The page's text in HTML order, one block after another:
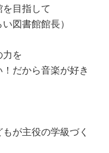
目指して
図書館館長）
力を
だから音楽が好き
が主役の学級づく